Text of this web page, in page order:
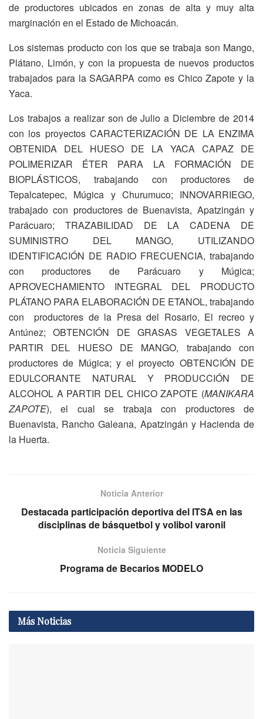
de productores ubicados en zonas de alta y muy alta
marginación en el Estado de Michoacán.
Los sistemas producto con los que se trabaja son Mango,
Plátano, Limón, y con la propuesta de nuevos productos
trabajados para la SAGARPA como es Chico Zapote y la
Yaca.
Los trabajos a realizar son de Julio a Diciembre de 2014
con los proyectos CARACTERIZACIÓN DE LA ENZIMA
OBTENIDA DEL HUESO DE LA YACA CAPAZ DE
POLIMERIZAR ÉTER PARA LA FORMACIÓN DE
BIOPLÁSTICOS, trabajando con productores de
Tepalcatepec, Múgica y Churumuco; INNOVARRIEGO,
trabajado con productores de Buenavista, Apatzingán y
Parácuaro; TRAZABILIDAD DE LA CADENA DE
SUMINISTRO DEL MANGO, UTILIZANDO
IDENTIFICACIÓN DE RADIO FRECUENCIA, trabajando
con productores de Parácuaro y Múgica;
APROVECHAMIENTO INTEGRAL DEL PRODUCTO
PLÁTANO PARA ELABORACIÓN DE ETANOL, trabajando
con productores de la Presa del Rosario, El recreo y
Antúnez; OBTENCIÓN DE GRASAS VEGETALES A
PARTIR DEL HUESO DE MANGO, trabajando con
productores de Múgica; y el proyecto OBTENCIÓN DE
EDULCORANTE NATURAL Y PRODUCCIÓN DE
ALCOHOL A PARTIR DEL CHICO ZAPOTE (MANIKARA
ZAPOTE), el cual se trabaja con productores de
Buenavista, Rancho Galeana, Apatzingán y Hacienda de
la Huerta.
Noticia Anterior
Destacada participación deportiva del ITSA en las
disciplinas de básquetbol y volibol varonil
Noticia Siguiente
Programa de Becarios MODELO
MásNoticias